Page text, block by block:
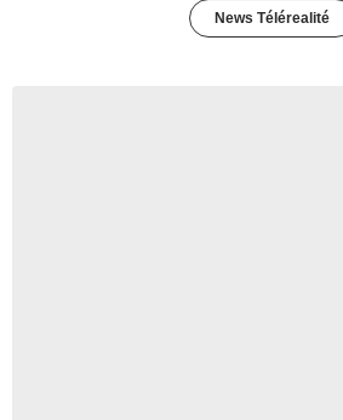
News Télérealité